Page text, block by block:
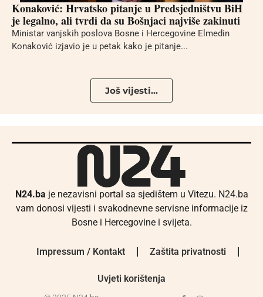
Konaković: Hrvatsko pitanje u Predsjedništvu BiH
je legalno, ali tvrdi da su Bošnjaci najviše zakinuti
Ministar vanjskih poslova Bosne i Hercegovine Elmedin
Konaković izjavio je u petak kako je pitanje...
Još vijesti...
N24.ba je nezavisni portal sa sjedištem u Vitezu. N24.ba
vam donosi vijesti i svakodnevne servisne informacije iz
Bosne i Hercegovine i svijeta.
Impressum / Kontakt Zaštita privatnosti
Uvjeti korištenja